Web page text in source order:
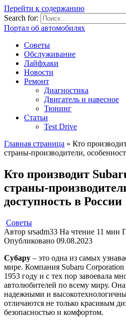
Перейти к содержанию
Search for:
Портал об автомобилях
Советы
Обслуживание
Лайфхаки
Новости
Ремонт
Диагностика
Двигатель и навесное
Тюнинг
Статьи
Test Drive
Главная страница » Кто
страны-производители,
Кто производит
страны-
доступность в России
Советы
Автор srsadm33 На чтение 11 мин
Опубликовано 09.08.2023
Субару – это одна из самых
мире. Компания Subaru
1953 году и с тех пор завоевала
автолюбителей по всему миру.
надежными и
отличаются не только красивым
безопасностью и комфортом.